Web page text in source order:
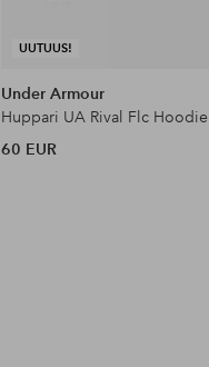
UUTUUS!
Under Armour
Huppari UA Rival Flc Hoodie
60 EUR